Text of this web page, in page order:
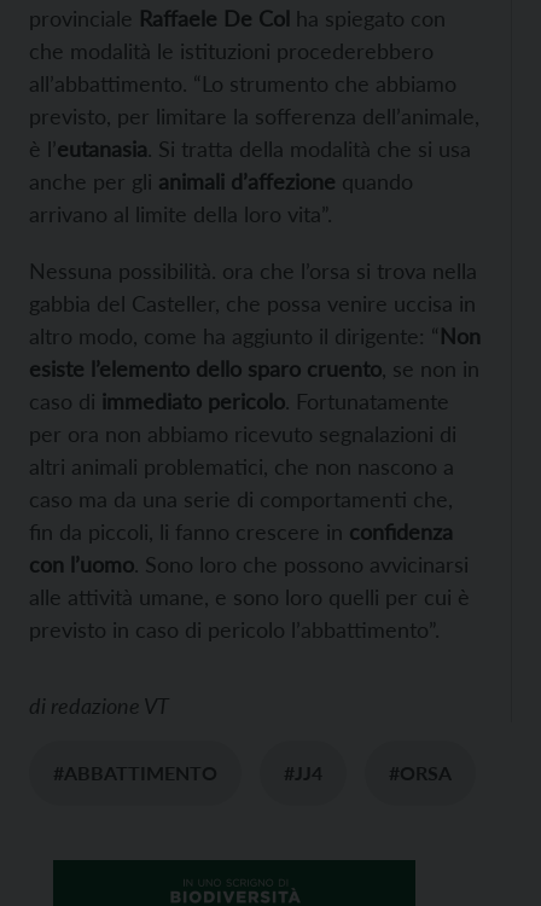
provinciale Raffaele De Col ha spiegato con
che modalità le istituzioni procederebbero
all’abbattimento. “Lo strumento che abbiamo
previsto, per limitare la sofferenza dell’animale,
è l’eutanasia. Si tratta della modalità che si usa
anche per gli animali d’affezione quando
arrivano al limite della loro vita”.
Nessuna possibilità. ora che l’orsa si trova nella
gabbia del Casteller, che possa venire uccisa in
altro modo, come ha aggiunto il dirigente: “Non
esiste l’elemento dello sparo cruento , se non in
caso di immediato pericolo. Fortunatamente
per ora non abbiamo ricevuto segnalazioni di
altri animali problematici, che non nascono a
caso ma da una serie di comportamenti che,
fin da piccoli, li fanno crescere in confidenza
con l’uomo. Sono loro che possono avvicinarsi
alle attività umane, e sono loro quelli per cui è
previsto in caso di pericolo l’abbattimento”.
di redazione VT
#ABBATTIMENTO #JJ4 #ORSA